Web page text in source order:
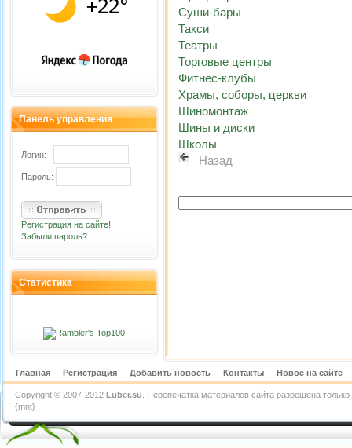
Панель управления
Логин:
Пароль:
Регистрация на сайте!
Забыли пароль?
Статистика
Суши-бары
Такси
Театры
Торговые центры
Фитнес-клубы
Храмы, соборы, церкви
Шиномонтаж
Шины и диски
Школы
Назад
Главная Регистрация Добавить новость Контакты Новое на сайте
Copyright © 2007-2012 Luber.su . Перепечатка материалов сайта разрешена
{mnt}